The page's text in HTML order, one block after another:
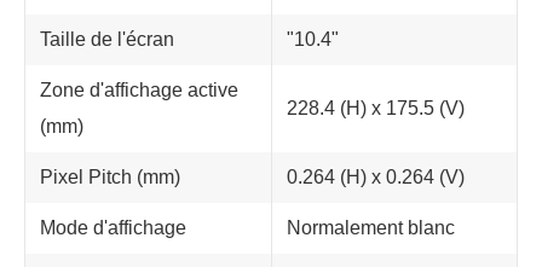
Taille de l'écran "10.4"
Zone d'affichage active
(mm)
228.4 (H) x 175.5 (V)
Pixel Pitch (mm) 0.264 (H) x 0.264 (V)
Mode d'affichage Normalement blanc